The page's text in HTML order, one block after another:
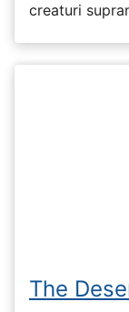
creaturi
The